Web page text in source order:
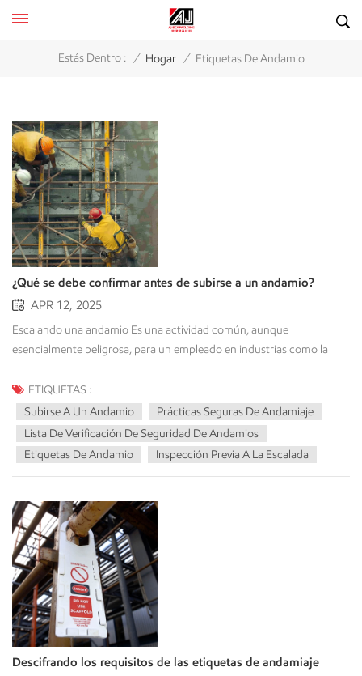
Estás Dentro : / Hogar / Etiquetas De Andamio
¿Qué se debe confirmar antes de subirse a un andamio?
APR 12, 2025
Escalando una andamio Es una actividad común, aunque esencialmente peligrosa, para un empleado en industrias como la construcción, la renovación y el mantenimiento industrial. Los andamios son necesarios para trabajos de acceso elevado, pero pueden ser la causa de accidentes graves (caídas, derrumbes o descargas eléctricas) si los trabajadores desconocen su entorno, no inspeccionan el andamio o el sitio antes de subir, o no toman otras precauciones necesarias. Es necesario realizar verificaciones de antecedentes completas antes de que cualquier trabajador suba a un andamio para garantizar la seguridad y que la actividad laboral se realice eficazmente. La guía completa a continuación combina información importante de seguridad con las medidas tomadas para crear una lista de verificación exhaustiva para trabajadores, supervisores o gerentes de sitio el día de trabajo. Analicemos con más detalle lo que necesita verificar para garantizar que un andamio sea un espacio de trabajo seguro. La importancia de los controles previos a la escalada Los andamios son estructuras temporales construidas para soportar trabajadores y materiales en alturas, pero esta estructura transitoria los expone a descuidos. Según la Administración de Seguridad y Salud Ocupacional (OSHA), las caídas desde andamios son una de las causas más frecuentes de lesiones laborales, a menudo como resultado de una planificación insuficiente o de la falta de reconocimiento de los peligros. Confirmar los elementos esenciales de seguridad antes de subir a un andamio puede, en última instancia, salvar vidas, a la vez que cumple con las normativas y mantiene el impulso del proyecto. ¿Qué debo verificar? A continuación, se muestra una lista completa de los pasos a seguir. Inspecciones de seguridad cruciales antes de instalar andamios La seguridad comienza con una evaluación adecuada del andamio, su entorno y las personas que se encuentran en él o a su alrededor. A continuación, analizamos con más detalle qué inspeccionar: 1. Cimentación e integridad estructural Un andamio es tan fuerte como su base. Verifique lo siguiente:Zapatas y placas base: ¿Son firmes, nivelados y capaces de soportar la carga máxima prevista? ¿Están los cimientos libres de agua estancada o exceso de escombros?Umbrales de barro/placas de base: ¿Las placas base tienen el tamaño correcto, están en buen estado y se encuentran ubicadas directamente debajo de las placas base para distribuir la carga de manera uniforme?Plomada y nivel: ¿Está el armazón del andamio vertical y horizontalmente? Las desviaciones comprometen gravemente la estabilidad.Refuerzos (cruzados y diagonales): ¿Están bien fijados todos los componentes necesarios de los arriostramientos transversales y diagonales? ¿Hay algún componente faltante, suelto o dañado? 2. Anclaje y amarreLos lazos aseguran el andamio a la estructura permanente, evitando colapsos y balanceos.Lazos/Anclajes: ¿Están instalados en los intervalos verticales y horizontales correctos según lo especificado por el fabricante y una persona competente?Material de la corbata: ¿Son los amarres y anclajes apropiados para la estructura y están libres de signos de degradación o daño?Estructuras no portantes: ¿Se han evitado deliberadamente los amarres en elementos que no soportan carga (por ejemplo, cimbras, tuberías temporales)? 3. Plataforma de trabajo y cubiertaLa superficie para caminar debe ser segura, completa y protegida.Cubierta completa: ¿La plataforma de trabajo está completamente entablada o cubierta sin espacios mayores a una pulgada (2,5 cm)?Saliente del tablón: ¿Los tablones del andamio se extienden más allá de sus soportes de los extremos al menos 6 pulgadas, pero no más de 12 pulgadas?Comprobación de daños: ¿Todos los tablones/cubiertas están libres de exceso de pintura, nudos, grietas o deformaciones que podrían afectar su capacidad de carga?Limpieza: ¿Está la plataforma libre de obstáculos que puedan provocar tropiezos (por ejemplo, herramientas, materiales, escombros, hielo)? 4. Barandillas y protección contra caídasLas barandillas eficaces son la principal defensa contra las caídas.Sistema de barandillas: ¿Los rieles superiores están instalados a una altura entre 38 y 45 pulgadas?Rieles intermedios: ¿Los rieles intermedios están instalados a mitad de camino entre el riel superior y la superficie de la plataforma?Rodapiés: ¿Se instalan rodapiés a lo largo del borde de la plataforma para evitar que las herramientas y los materiales caigan debajo?Integridad ferroviaria: ¿Todos los pasamanos y sus soportes son capaces de soportar una fuerza de al menos 200 libras aplicada horizontalmente o hacia abajo? 5. Accesos y pasarelas seguras Estado de la escalera: Inspeccione las escaleras para detectar daños, como peldaños doblados o pernos sueltos. Si son escaleras portátiles, deben estar aseguradas al andamio y extendidas al menos 90 cm sobre la plataforma de trabajo para que los trabajadores puedan subir y bajar con seguridad.Colocación de la escalera: Coloque las escaleras en una proporción de 4:1 (30 cm por cada 120 cm de altura) para reducir el riesgo de vuelco. Nunca las use en superficies inestables, como barro o grava.Caminos claros: Si el andamio es transitable, asegúrese de que el camino hasta su destino final esté libre de obstáculos (escombros, herramientas o desniveles) que puedan dificultar el movimiento o provocar tropiezos. Asegúrese de inspeccionar todas las zonas de acceso para detectar peligros. Escalada responsable: No se suba al armazón ni a los travesaños del andamio; utilice la escalera o los escalones adecuados. Indique a los trabajadores que suban y bajen lentamente y que mantengan tres puntos de apoyo (dos manos, un pie o viceversa). 6. Condiciones ambientales y del terreno Estabilidad del suelo: Compruebe que el suelo sobre el que se asienta el andamio sea sólido, nivelado y capaz de soportar su peso. Los suelos blandos, las zonas arenosas o las zonas encharcadas podrían requerir placas de base o soporte adicional. Se recomienda la presencia de personal cualificado en las inmediaciones para supervisar el suelo, especialmente después de la lluvia.Condiciones climáticas: Verifique el pronóstico del tiempo y las previsiones meteorológicas actuales. Condiciones como vientos (superiores a 40-48 km/h, según las normativas locales), lluvias intensas, hielo o rayos crean condiciones inseguras para trabajar con andamios. Si las condiciones se vuelven inseguras, suspenda el trabajo. Si se trabaja con poca luz (al amanecer o al anochecer), es necesario contar con iluminación adecuada.Distancia de los peligros: Mantenga siempre una distancia segura del tráfico u otras actividades que puedan impactar el andamio con vehículos, maquinaria pesada o actividades en la obra que puedan penetrarlo o desestabilizarlo. Si es necesario delimitar estas áreas, hágalo. 7. Precauciones de seguridad eléctrica Ubicación de la línea eléctrica: Si hay andamios cerca de líneas eléctricas aéreas, utilice únicamente andamios no conductores o de fibra de vidrio. Mantenga una distancia mínima (normalmente 3 metros, según OSHA) de los cables con corriente.Protección contra falla a tierra: Utilice herramientas y equipos con conexión a tierra o interruptores de circuito por falla a tierra (GFCI). Utilice los GFCI para cortar la alimentación en caso de falla. Pruébelos antes de comenzar a trabajar. 8. Equipo de protección individual (EPI) Protección contra caídas: Para alturas superiores a 1,83 m (según la normativa local), use un arnés de cuerpo completo con una cuerda de seguridad sujeta a un punto de anclaje seguro en el andamio. Pruebe el ajuste y las conexiones antes de subir.Calzado: Use botas antideslizantes con punta de acero para protegerse de resbalones y caídas de objetos. Revise las suelas para detectar desgaste que pueda reducir la tracción.Casco: Use un casco para protegerse de lesiones en la cabeza causadas por herramientas o escombros caídos. Asegúrese de que esté bien ajustado y sin daños.Equipo adicional: Dependiendo del trabajo, considere usar guantes, gafas de seguridad o ropa de alta visibilidad para mayor protección. La importancia de la etiqueta verde La señal más visible de que una inspección previa a la escalada se ha completado con éxito es el sistema de etiquetado de andamios.Etiqueta verde(Seguro): Significa que el andamio está completo, ha sido inspeccionado por una persona competente y es seguro para su uso. Esto es lo que confirma la inspección previa al ascenso.Etiqueta amarilla(Precaución/Restringido): Indica que el andamio aún está en uso, pero requiere EPP específico (por ejemplo, sistemas anticaídas) o tiene desviaciones menores aceptables.Etiqueta roja(Inseguro): Significa que el andamio está incompleto, dañado o es inseguro. NO SUBA. Consejo práctico: Los trabajadores deben estar capacitados para revisar siempre la etiqueta antes de subir. Si la etiqueta falta o está en rojo, deben informarlo de inmediato y utilizar un acceso alternativo. Una lista de verificación final Antes de subir a un andamio, revise esta completa lista de verificación: ¿Es la estructura estable, está correctamente ensamblada y etiquetada como segura? ¿Están los frenos bloqueados, se respetan los límites de carga y los puntos de acceso son seguros? ¿Ha evaluado el suelo, el clima y los peligros cercanos, como cables eléctricos o tráfico? ¿Tiene el EPP adecuado, está capacitado para la tarea y cuenta con un plan de emergencia? Si la respuesta es "no", deténgase y resuelva el problema.La seguridad no es una comprobación única. Al confirmar estos factores, se protege a sí mismo, a su equipo y al éxito de su proyecto. Trabaje con diligencia en cada andamio y haga de la seguridad la base para trabajar en altura. Preguntas frecuentes ¿Puedo subir a un andamio si algo parece extraño?No. Si detecta algún problema, como una barandilla faltante, una etiqueta roja o condiciones climáticas peligrosas, repórtelo a un supervisor y espere a que se resuelva.
ETIQUETAS :
Subirse A Un Andamio
Prácticas Seguras De Andamiaje
Lista De Verificación De Seguridad De Andamios
Etiquetas De Andamio
Inspección Previa A La Escalada
Descifrando los requisitos de las etiquetas de andamiaje